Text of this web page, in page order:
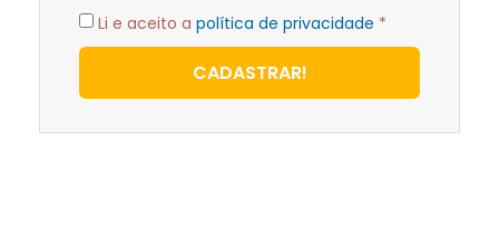
Li e aceito a política de privacidade *
CADASTRAR!